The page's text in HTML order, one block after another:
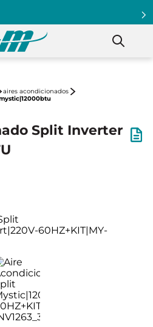
aires acondicionados
Split Inverter